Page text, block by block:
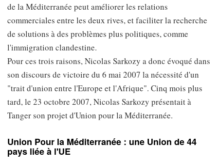
de la Méditerranée peut améliorer les relations
commerciales entre les deux rives, et faciliter la recherche
de solutions à des problèmes plus politiques, comme
l'immigration clandestine.
Pour ces trois raisons, Nicolas Sarkozy a donc évoqué dans
son discours de victoire du 6 mai 2007 la nécessité d'un
"trait d'union entre l'Europe et l'Afrique". Cinq mois plus
tard, le 23 octobre 2007, Nicolas Sarkozy présentait à
Tanger son projet d'Union pour la Méditerranée.
Union Pour la Méditerranée : une Union de 44
pays liée à l'UE